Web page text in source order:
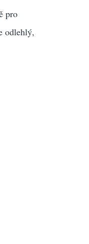
pro
odlehlý,